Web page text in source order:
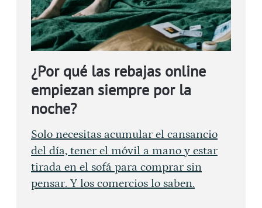
¿Por qué las rebajas online
empiezan siempre por la
noche?
Solo necesitas acumular el cansancio
del día, tener el móvil a mano y estar
tirada en el sofá para comprar sin
pensar. Y los comercios lo saben.